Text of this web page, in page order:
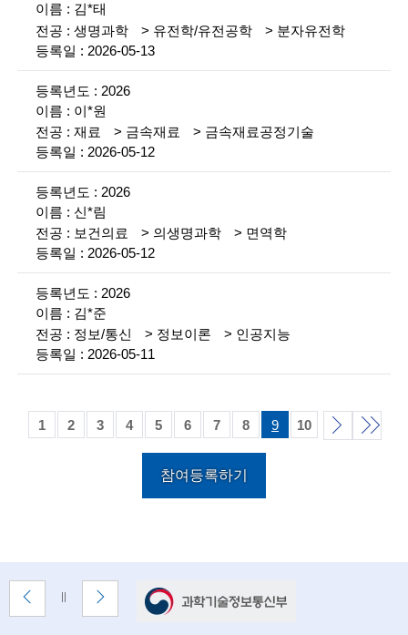
f
o
r
a
d
v
a
n
c
m
e
n
t
e
김*태
생명과학
유전학/유전공학
분자유전학
2026-05-13
2026
이*원
재료
금속재료
금속재료공정기술
2026-05-12
2026
신*림
보건의료
의생명과학
면역학
2026-05-12
2026
김*준
정보/통신
정보이론
인공지능
2026-05-11
1 2 3 4 5 6 7 8 9 10
참여등록하기
배
너 전
너
음